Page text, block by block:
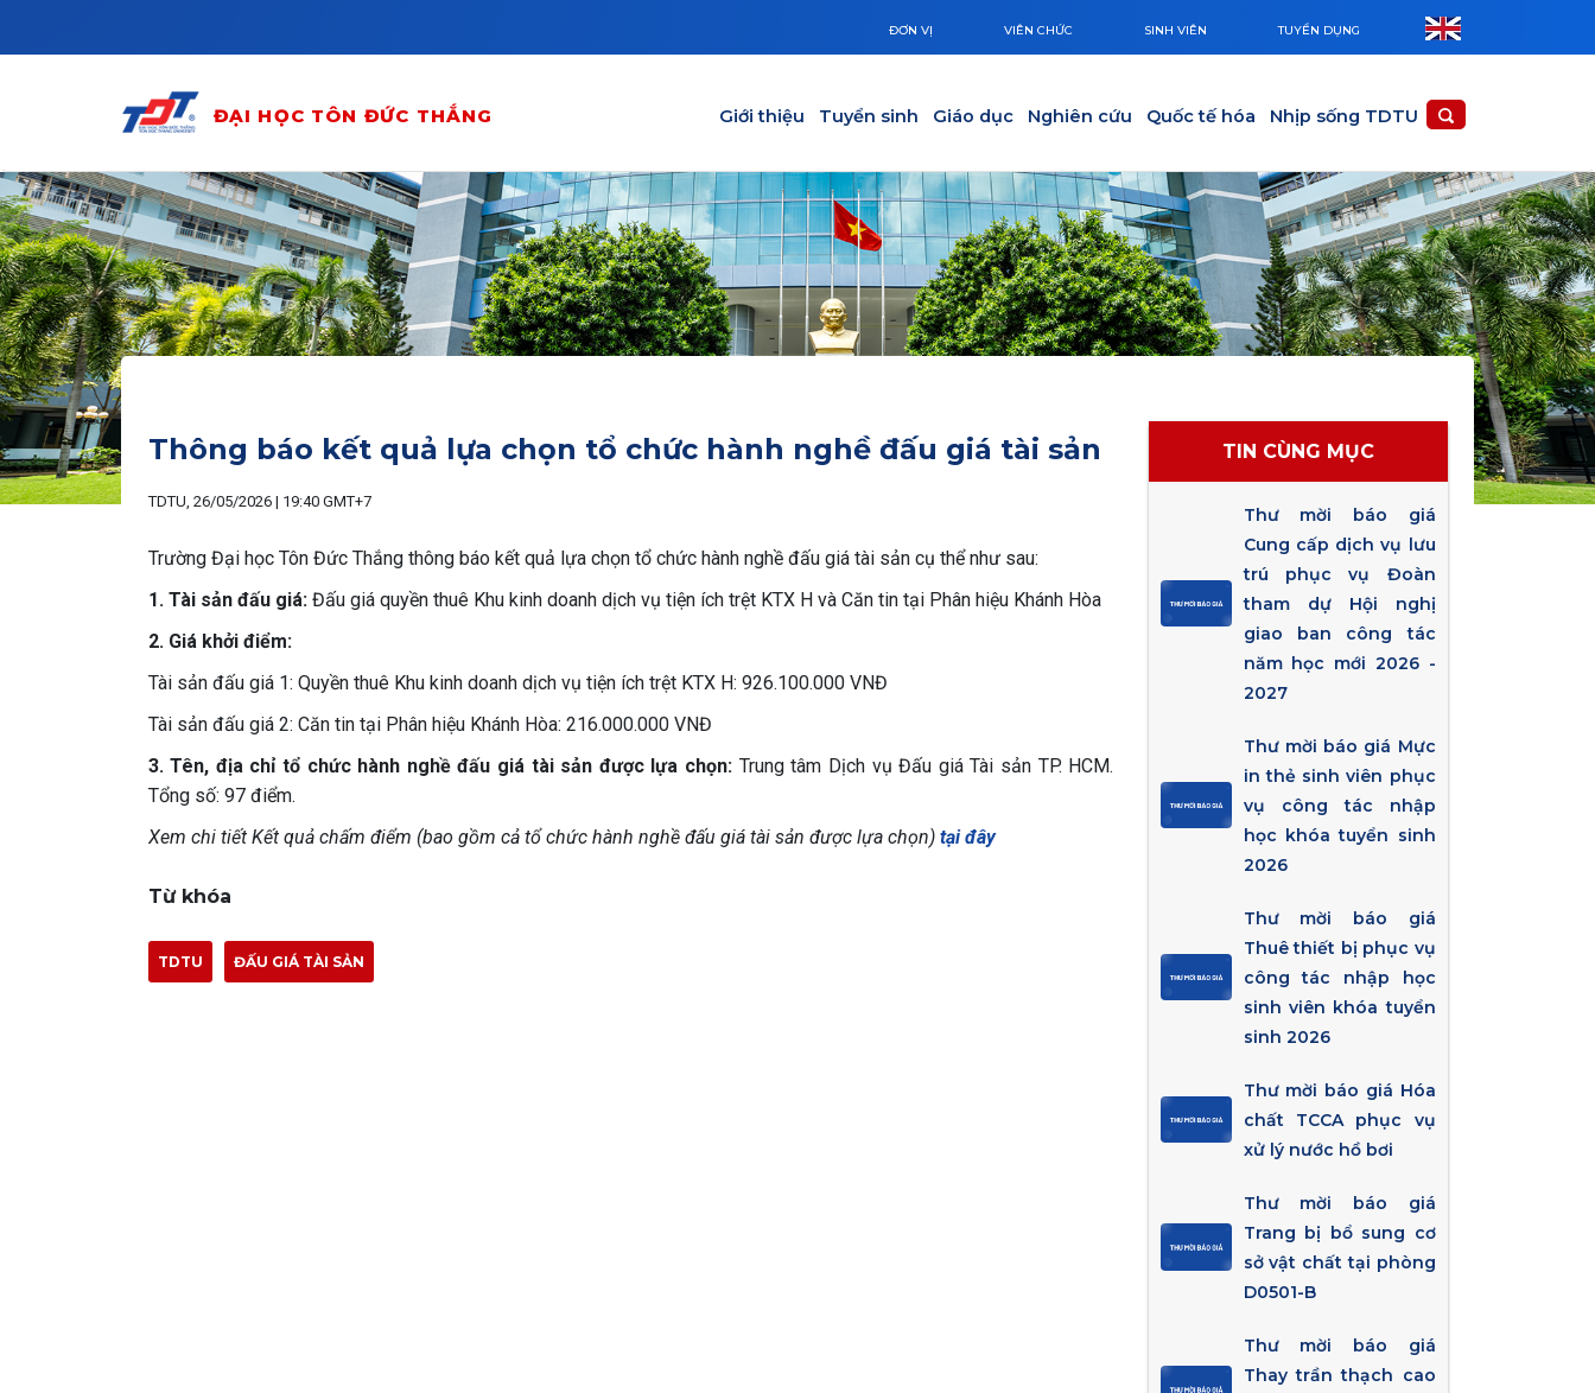
ĐƠN VỊ VIÊN CHỨC SINH VIÊN TUYỂN DỤNG
ĐẠI HỌC TÔN ĐỨC THẮNG Giới thiệu Tuyển sinh Giáo dục Nghiên cứu Quốc tế hóa Nhịp sống TDTU
Thông báo kết quả lựa chọn tổ chức hành nghề đấu giá tài sản
TDTU, 26/05/2026 | 19:40 GMT+7
Trường Đại học Tôn Đức Thắng thông báo kết quả lựa chọn tổ chức hành nghề đấu giá tài sản cụ thể như sau:
1. Tài sản đấu giá:Đấu giá quyền thuê Khu kinh doanh dịch vụ tiện ích trệt KTX H và Căn tin tại Phân hiệu Khánh Hòa
2. Giá khởi điểm:
Tài sản đấu giá 1: Quyền thuê Khu kinh doanh dịch vụ tiện ích trệt KTX H: 926.100.000 VNĐ
Tài sản đấu giá 2: Căn tin tại Phân hiệu Khánh Hòa: 216.000.000 VNĐ
3. Tên, địa chỉ tổ chức hành nghề đấu giá tài sản được lựa chọn: Trung tâm Dịch vụ Đấu giá Tài sản TP. HCM.
Tổng số: 97 điểm.
Xem chi tiết Kết quả chấm điểm (bao gồm cả tổ chức hành nghề đấu giá tài sản được lựa chọn) tại đây
Từ khóa
TDTU ĐẤU GIÁ TÀI SẢN
TIN CÙNG MỤC
Thư mời báo giá
Cung cấp dịch vụ lưu
trú phục vụ Đoàn
tham dự Hội nghị
giao ban công tác
năm học mới 2026 -
2027
Thư mời báo giá Mực
in thẻ sinh viên phục
vụ công tác nhập
học khóa tuyển sinh
2026
Thư mời báo giá
Thuê thiết bị phục vụ
công tác nhập học
sinh viên khóa tuyển
sinh 2026
Thư mời báo giá Hóa
chất TCCA phục vụ
xử lý nước hồ bơi
Thư mời báo giá
Trang bị bổ sung cơ
sở vật chất tại phòng
D0501-B
Thư mời báo giá
Thay trần thạch cao